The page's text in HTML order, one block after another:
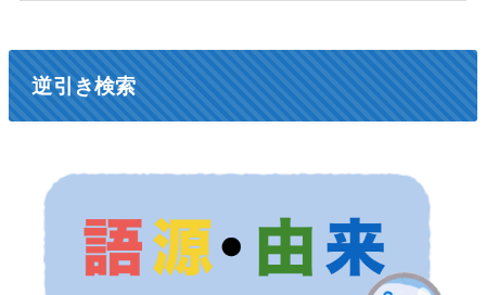
逆引き検索